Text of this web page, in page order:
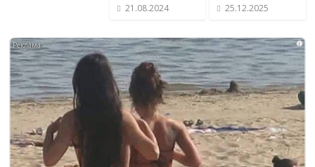
21.08.2024 25.12.2025
i